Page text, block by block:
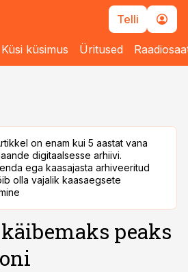
Telli
Küsi küsimus Üritused
on enam kui 5 aastat vana
digitaalsesse arhiivi.
ega kaasajasta arhiveeritud
olla vajalik kaasaegsete
peaks